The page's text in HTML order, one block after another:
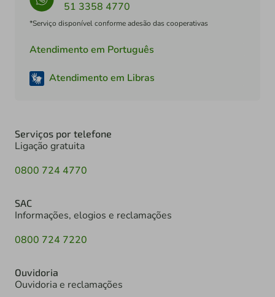
51 3358 4770
*Serviço disponível conforme adesão das cooperativas
Atendimento em Português
Atendimento em Libras
Serviços por telefone
Ligação gratuita
0800 724 4770
SAC
Informações, elogios e reclamações
0800 724 7220
Ouvidoria
Ouvidoria e reclamações